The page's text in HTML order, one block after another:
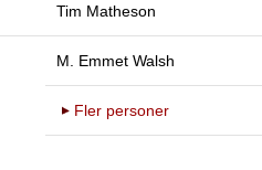
Tim Matheson
M. Emmet Walsh
Fler personer